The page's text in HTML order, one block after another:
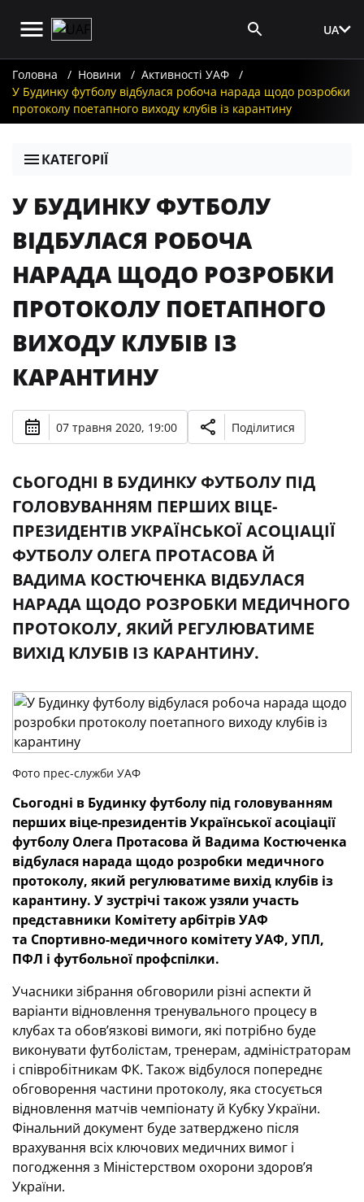
UA
Головна Новини
Активності УАФ
У Будинку футболу відбулася робоча нарада щодо розробки
протоколу поетапного виходу клубів із карантину
КАТЕГОРІЇ
У БУДИНКУ ФУТБОЛУ
ВІДБУЛАСЯ РОБОЧА
НАРАДА ЩОДО РОЗРОБКИ
ПРОТОКОЛУ ПОЕТАПНОГО
ВИХОДУ КЛУБІВ ІЗ
КАРАНТИНУ
07 травня 2020, 19:00 Поділитися
СЬОГОДНІ В БУДИНКУ ФУТБОЛУ ПІД
ГОЛОВУВАННЯМ ПЕРШИХ ВІЦЕ-
ПРЕЗИДЕНТІВ УКРАЇНСЬКОЇ АСОЦІАЦІЇ
ФУТБОЛУ ОЛЕГА ПРОТАСОВА Й
ВАДИМА КОСТЮЧЕНКА ВІДБУЛАСЯ
НАРАДА ЩОДО РОЗРОБКИ МЕДИЧНОГО
ПРОТОКОЛУ, ЯКИЙ РЕГУЛЮВАТИМЕ
ВИХІД КЛУБІВ ІЗ КАРАНТИНУ.
Фото прес-служби УАФ
Сьогодні в Будинку футболу під головуванням
перших віце-президентів Української асоціації
футболу Олега Протасова й Вадима Костюченка
відбулася нарада щодо розробки медичного
протоколу, який регулюватиме вихід клубів із
карантину. У зустрічі також узяли участь
представники Комітету арбітрів УАФ
та Спортивно-медичного комітету УАФ, УПЛ,
ПФЛ і футбольної профспілки.
Учасники зібрання обговорили різні аспекти й
варіанти відновлення тренувального процесу в
клубах та обов’язкові вимоги, які потрібно буде
виконувати футболістам, тренерам, адміністраторам
і співробітникам ФК. Також відбулося попереднє
обговорення частини протоколу, яка стосується
відновлення матчів чемпіонату й Кубку України.
Фінальний документ буде затверджено після
врахування всіх ключових медичних вимог і
погодження з Міністерством охорони здоров’я
України.